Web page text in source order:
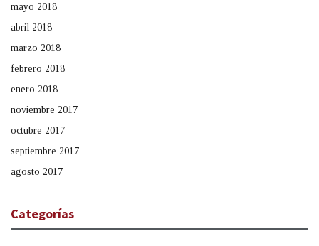
mayo 2018
abril 2018
marzo 2018
febrero 2018
enero 2018
noviembre 2017
octubre 2017
septiembre 2017
agosto 2017
Categorías